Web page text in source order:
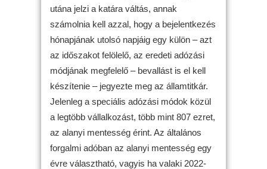
utána jelzi a katára váltás, annak
számolnia kell azzal, hogy a bejelentkezés
hónapjának utolsó napjáig egy külön – azt
az időszakot felölelő, az eredeti adózási
módjának megfelelő – bevallást is el kell
készítenie – jegyezte meg az államtitkár.
Jelenleg a speciális adózási módok közül
a legtöbb vállalkozást, több mint 807 ezret,
az alanyi mentesség érint. Az általános
forgalmi adóban az alanyi mentesség egy
évre választható, vagyis ha valaki 2022-